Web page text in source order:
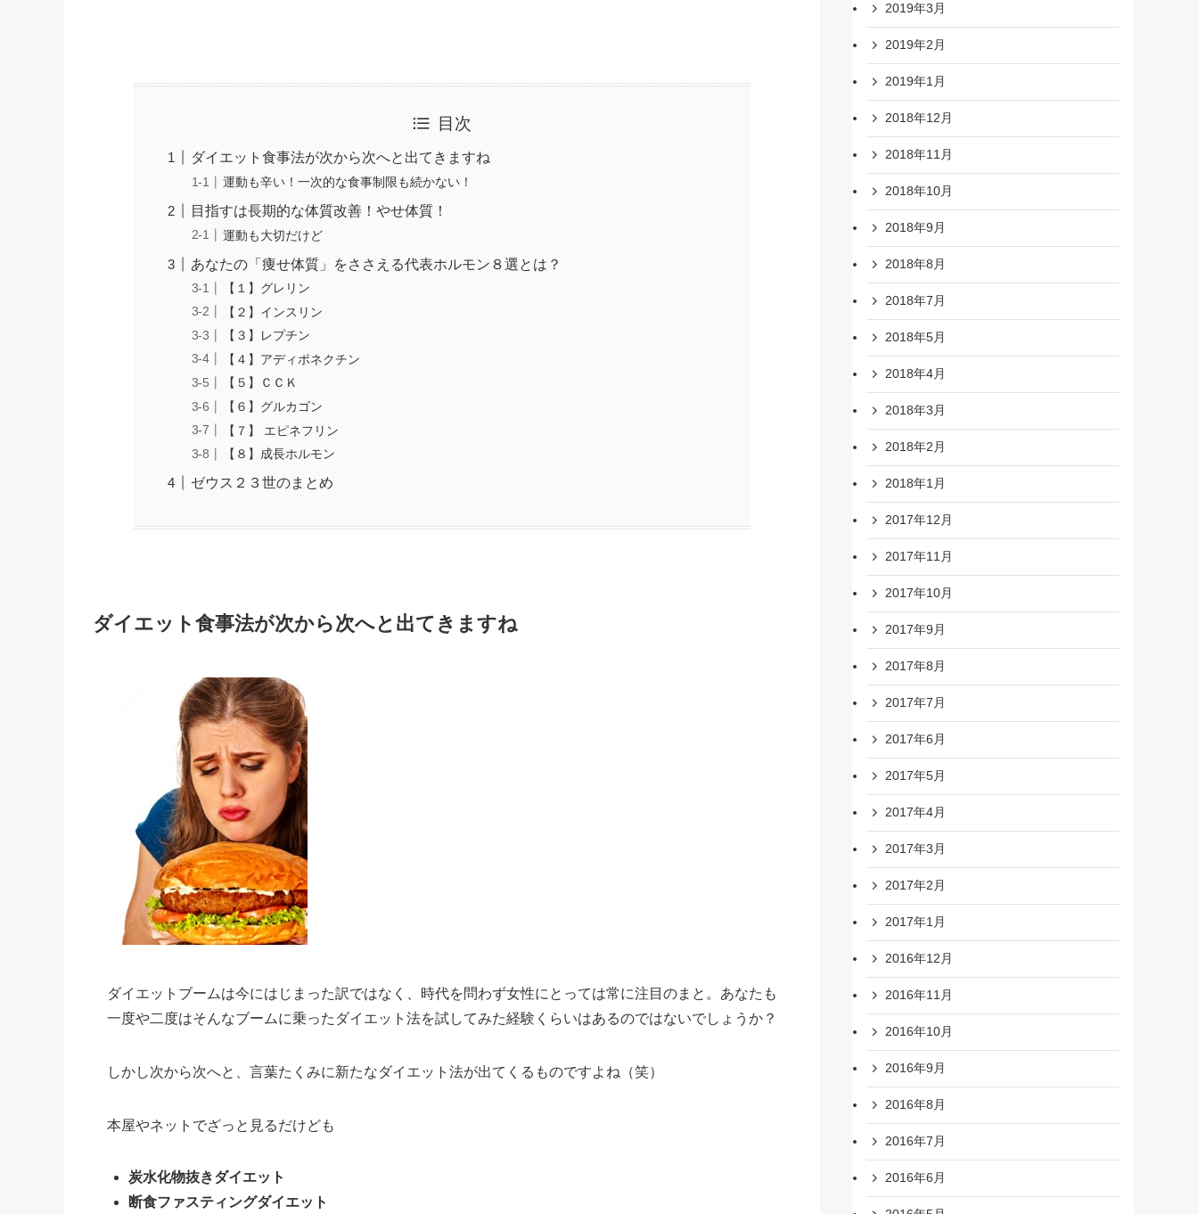
目次
ダイエット食事法が次から次へと出てきますね
運動も辛い！一次的な食事制限も続かない！
目指すは長期的な体質改善！やせ体質！
運動も大切だけど
あなたの「痩せ体質」をささえる代表ホルモン８選とは？
【１】グレリン
【２】インスリン
【３】レプチン
【４】アディポネクチン
【５】ＣＣＫ
【６】グルカゴン
【７】 エピネフリン
【８】成長ホルモン
ゼウス２３世のまとめ
ダイエット食事法が次から次へと出てきますね
ダイエットブームは今にはじまった訳ではなく、時代を問わず女性にとっては常に注目のまと。あなたも
一度や二度はそんなブームに乗ったダイエット法を試してみた経験くらいはあるのではないでしょうか？
しかし次から次へと、言葉たくみに新たなダイエット法が出てくるものですよね（笑）
本屋やネットでざっと見るだけども
炭水化物抜きダイエット
断食ファスティングダイエット
2019年3月
2019年2月
2019年1月
2018年12月
2018年11月
2018年10月
2018年9月
2018年8月
2018年7月
2018年5月
2018年4月
2018年3月
2018年2月
2018年1月
2017年12月
2017年11月
2017年10月
2017年9月
2017年8月
2017年7月
2017年6月
2017年5月
2017年4月
2017年3月
2017年2月
2017年1月
2016年12月
2016年11月
2016年10月
2016年9月
2016年8月
2016年7月
2016年6月